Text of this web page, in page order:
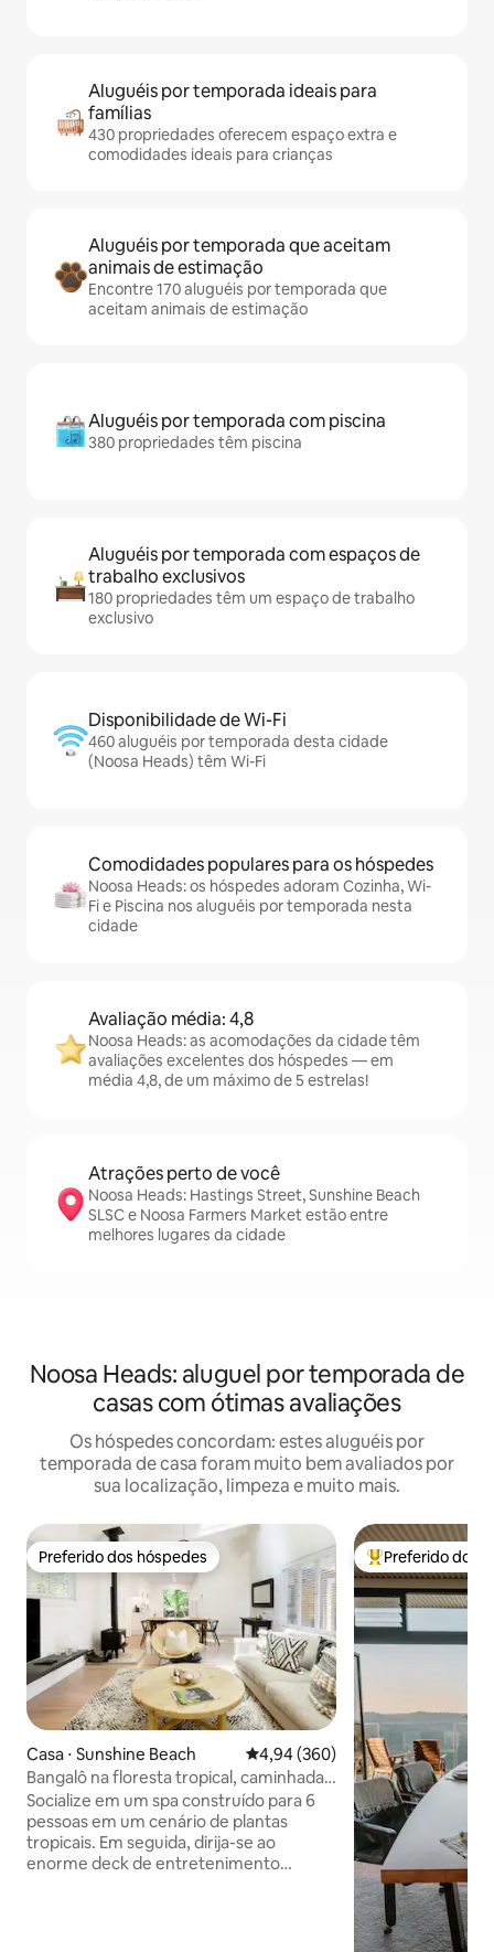
Aluguéis por temporada ideais para
famílias
430 propriedades oferecem espaço extra e
comodidades ideais para crianças
Aluguéis por temporada que aceitam
animais de estimação
Encontre 170 aluguéis por temporada que
aceitam animais de estimação
Aluguéis por temporada com piscina
380 propriedades têm piscina
Aluguéis por temporada com espaços de
trabalho exclusivos
180 propriedades têm um espaço de trabalho
exclusivo
Disponibilidade de Wi-Fi
460 aluguéis por temporada desta cidade
(Noosa Heads) têm Wi-Fi
Comodidades populares para os hóspedes
Noosa Heads: os hóspedes adoram Cozinha, Wi-
Fi e Piscina nos aluguéis por temporada nesta
cidade
Avaliação média: 4,8
Noosa Heads: as acomodações da cidade têm
avaliações excelentes dos hóspedes — em
média 4,8, de um máximo de 5 estrelas!
Atrações perto de você
Noosa Heads: Hastings Street, Sunshine Beach
SLSC e Noosa Farmers Market estão entre
melhores lugares da cidade
Noosa Heads: aluguel por temporada de
casas com ótimas avaliações
Os hóspedes concordam: estes aluguéis por
temporada de casa foram muito bem avaliados por
sua localização, limpeza e muito mais.
Preferido dos hóspedes
Preferido dos hóspedes
Casa ⋅ Sunshine Beach 4,94 de uma avaliação média de
4,94 (360)
Bangalô na floresta tropical, caminhada
até a praia
Socialize em um spa construído para 6
pessoas em um cenário de plantas
tropicais. Em seguida, dirija-se ao
enorme deck de entretenimento
Entre os
Preferido dos